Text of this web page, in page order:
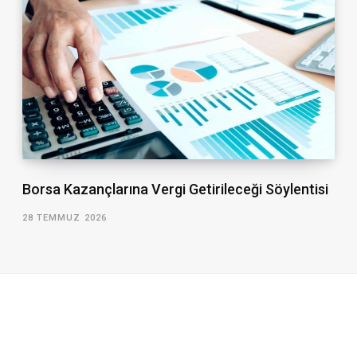
Borsa Kazançlarına Vergi Getirileceği Söylentisi
28 TEMMUZ 2026